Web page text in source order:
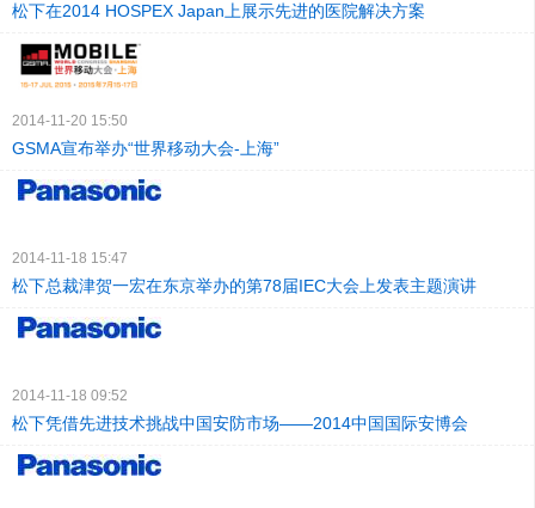
松下在2014 HOSPEX Japan上展示先进的医院解决方案
2014-11-20 15:50
GSMA宣布举办“世界移动大会-上海”
2014-11-18 15:47
松下总裁津贺一宏在东京举办的第78届IEC大会上发表主题演讲
2014-11-18 09:52
松下凭借先进技术挑战中国安防市场——2014中国国际安博会